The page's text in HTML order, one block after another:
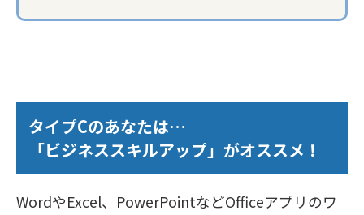
タイプCのあなたは…
「ビジネススキルアップ」がオススメ！
WordやExcel、PowerPointなどOfficeアプリのワ